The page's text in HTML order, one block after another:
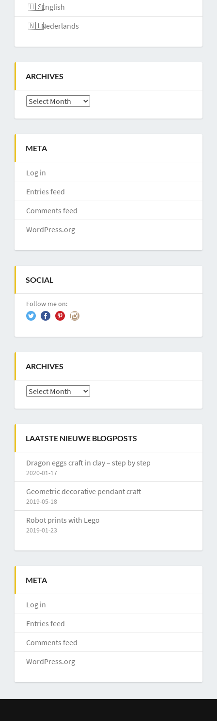
English
Nederlands
ARCHIVES
Archives
META
Log in
Entries feed
Comments feed
WordPress.org
SOCIAL
Follow me on:
ARCHIVES
Archives
LAATSTE NIEUWE BLOGPOSTS
Dragon eggs craft in clay – step by step
2020-01-17
Geometric decorative pendant craft
2019-05-18
Robot prints with Lego
2019-01-23
META
Log in
Entries feed
Comments feed
WordPress.org